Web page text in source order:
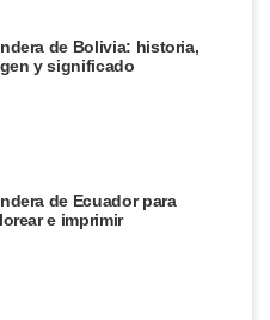
de Bolivia: historia,
y significado
de Ecuador para
e imprimir